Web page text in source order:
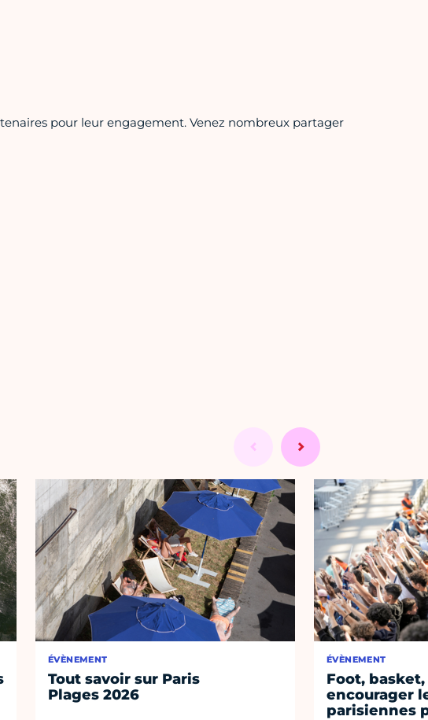
pour leur engagement. Venez nombreux partager
ÉVÈNEMENT
Tout savoir sur Paris
Plages 2026
ÉVÈNEMENT
Foot,
encourager
parisiennes